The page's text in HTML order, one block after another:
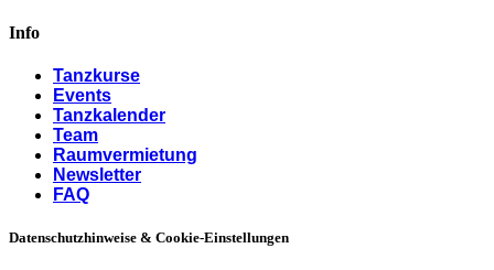
Info
Tanzkurse
Events
Tanzkalender
Team
Raumvermietung
Newsletter
FAQ
Datenschutzhinweise & Cookie-Einstellungen